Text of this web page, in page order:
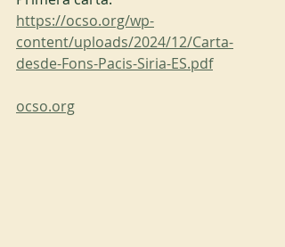
https://ocso.org/wp-
content/uploads/2024/12/Carta-
desde-Fons-Pacis-Siria-ES.pdf
ocso.org